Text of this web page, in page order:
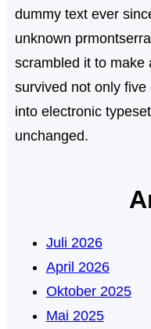
dummy text ever
unknown
scrambled it to make
survived not only
into electronic
unchanged.
Juli 2026
April 2026
Oktober 2025
Mai 2025